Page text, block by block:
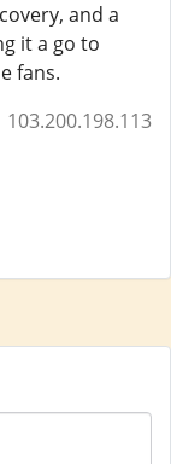
and a
it a go to
fans.
103.200.198.113